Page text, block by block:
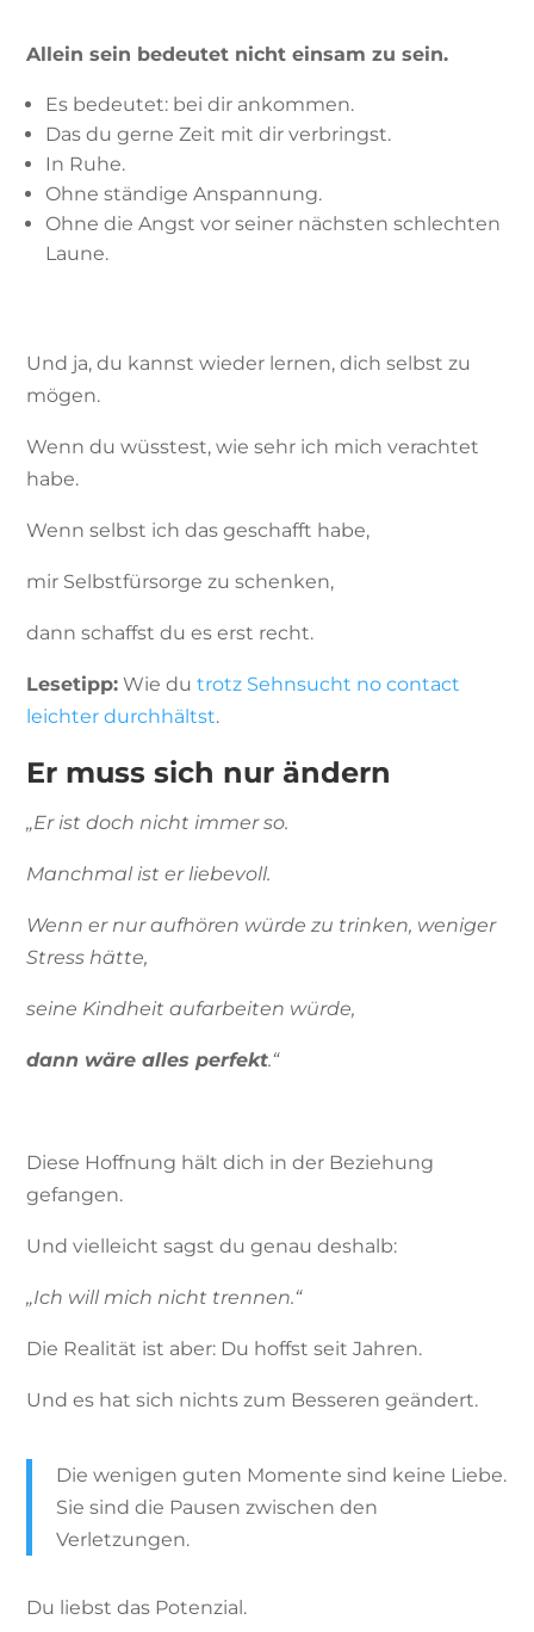
Allein sein bedeutet nicht einsam zu sein.
Es bedeutet: bei dir ankommen.
Das du gerne Zeit mit dir verbringst.
In Ruhe.
Ohne ständige Anspannung.
Ohne die Angst vor seiner nächsten schlechten
Laune.
Und ja, du kannst wieder lernen, dich selbst zu
mögen.
Wenn du wüsstest, wie sehr ich mich verachtet
habe.
Wenn selbst ich das geschafft habe,
mir Selbstfürsorge zu schenken,
dann schaffst du es erst recht.
Lesetipp: Wie dutrotz Sehnsucht no contact
leichter durchhältst.
Er muss sich nur ändern
„Er ist doch nicht immer so.
Manchmal ist er liebevoll.
Wenn er nur aufhören würde zu trinken, weniger
Stress hätte,
seine Kindheit aufarbeiten würde,
dann wäre alles perfekt.“
Diese Hoffnung hält dich in der Beziehung
gefangen.
Und vielleicht sagst du genau deshalb:
„Ich will mich nicht trennen.“
Die Realität ist aber: Du hoffst seit Jahren.
Und es hat sich nichts zum Besseren geändert.
Die wenigen guten Momente sind keine Liebe.
Sie sind die Pausen zwischen den
Verletzungen.
Du liebst das Potenzial.